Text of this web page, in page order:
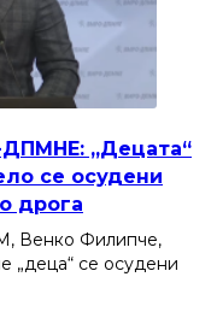
„Децата“
се осудени
дрога
Венко Филипче,
„деца“ се осудени